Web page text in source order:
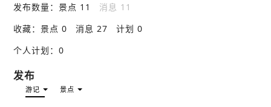
发布数量：景点 11
消息 11
收藏：景点 0 消息 27
计划 0
个人计划：0
发布
游记 景点